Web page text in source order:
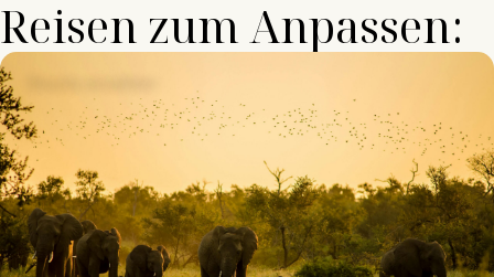
Reisen zum Anpassen: